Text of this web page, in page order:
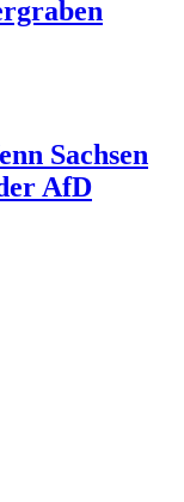
Sachsen
AfD